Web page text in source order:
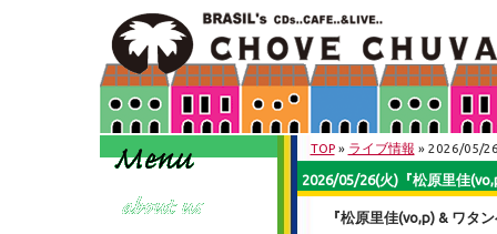
TOP» ライブ情報 » 2026/05/
2026/05/26(火)『松原里佳
『松原里佳(vo,p) & ワタ